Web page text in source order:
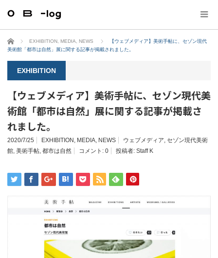
ホーム EXHIBITION MEDIA NEWS
【ウェブメディア】美術手帖に、セゾン現代
美術館「都市は自然」展に関する記事が掲載されました。
EXHIBITION
【ウェブメディア】美術手帖に、セゾン現代美
術館「都市は自然」展に関する記事が掲載さ
れました。
2020/7/25 EXHIBITION , MEDIA, NEWS ウェブメディア, セゾン現代美術
館, 美術手帖, 都市は自然 コメント: 0 投稿者: Staff K